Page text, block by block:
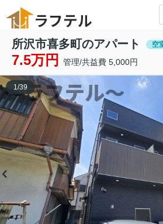
所沢市喜多町のアパート 空
7.5万円 管理/共益費 5,000円
1/39